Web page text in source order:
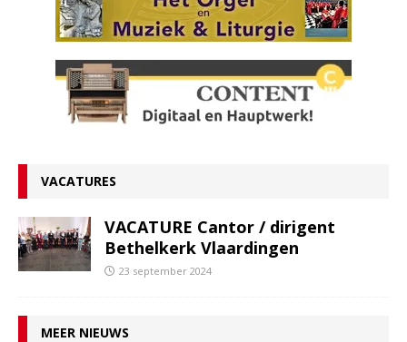
VACATURES
VACATURE Cantor / dirigent
Bethelkerk Vlaardingen
23 september 2024
MEER NIEUWS